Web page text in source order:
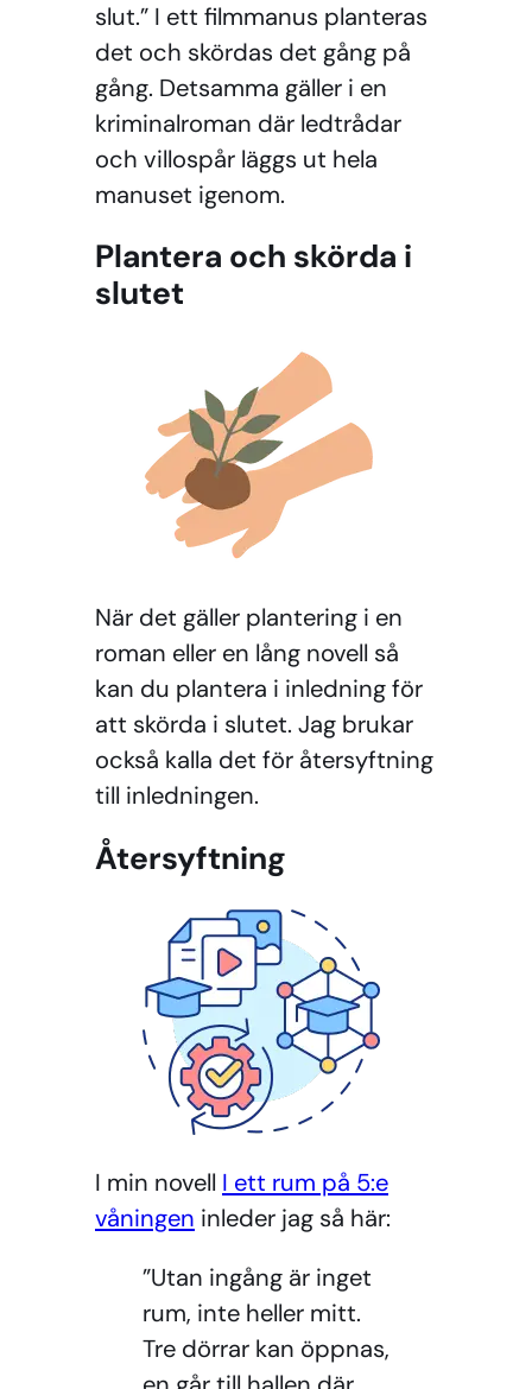
slut.” I ett filmmanus planteras
det och skördas det gång på
gång. Detsamma gäller i en
kriminalroman där ledtrådar
och villospår läggs ut hela
manuset igenom.
Plantera och skörda i
slutet
När det gäller plantering i en
roman eller en lång novell så
kan du plantera i inledning för
att skörda i slutet. Jag brukar
också kalla det för återsyftning
till inledningen.
Återsyftning
I min novell I ett rum på 5:e
våningen inleder jag så här:
”Utan ingång är inget
rum, inte heller mitt.
Tre dörrar kan öppnas,